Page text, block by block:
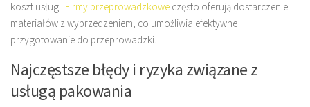
koszt usługi. Firmy przeprowadzkowe często oferują dostarczenie
materiałów z wyprzedzeniem, co umożliwia efektywne
przygotowanie do przeprowadzki.
Najczęstsze błędy i ryzyka związane z
usługą pakowania